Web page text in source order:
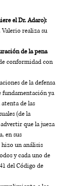
el Dr. Adaro):
Valerio realiza su
de la pena
conformidad con
de la defensa
fundamentación ya
de las
(de la
que la jueza
en sus
un análisis
y cada uno de
del Código de